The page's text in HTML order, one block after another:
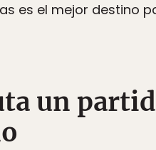
es el mejor destino
un